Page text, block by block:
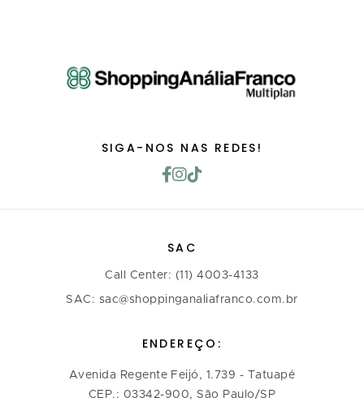
SIGA-NOS NAS REDES!
SAC
Call Center: (11) 4003-4133
SAC: sac@shoppinganaliafranco.com.br
ENDEREÇO:
Avenida Regente Feijó, 1.739 - Tatuapé
CEP.: 03342-900, São Paulo/SP